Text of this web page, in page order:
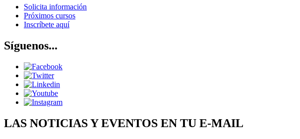
Solicita información
Próximos cursos
Inscríbete aquí
Síguenos...
LAS NOTICIAS Y EVENTOS EN TU E-MAIL